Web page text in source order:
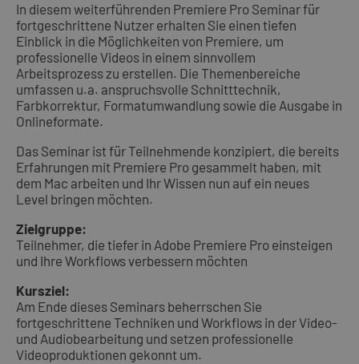
In diesem weiterführenden Premiere Pro Seminar für
fortgeschrittene Nutzer erhalten Sie einen tiefen
Einblick in die Möglichkeiten von Premiere, um
professionelle Videos in einem sinnvollem
Arbeitsprozess zu erstellen. Die Themenbereiche
umfassen u.a. anspruchsvolle Schnitttechnik,
Farbkorrektur, Formatumwandlung sowie die Ausgabe in
Onlineformate.
Das Seminar ist für Teilnehmende konzipiert, die bereits
Erfahrungen mit Premiere Pro gesammelt haben, mit
dem Mac arbeiten und Ihr Wissen nun auf ein neues
Level bringen möchten.
Zielgruppe:
Teilnehmer, die tiefer in Adobe Premiere Pro einsteigen
und Ihre Workflows verbessern möchten
Kursziel:
Am Ende dieses Seminars beherrschen Sie
fortgeschrittene Techniken und Workflows in der Video-
und Audiobearbeitung und setzen professionelle
Videoproduktionen gekonnt um.